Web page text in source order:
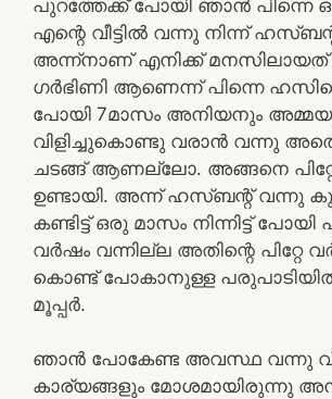
പുറത്തേക്ക് പോയി ഞാൻ പിന്നെ
എന്റെ വീട്ടിൽ വന്നു നിന്ന്
അന്ന്നാണ് എനിക്ക്
ഗർഭിണി ആണെന്ന് പിന്നെ
പോയി 7മാസം അനിയനും
വിളിച്ചുകൊണ്ടു വരാൻ വന്നു
ചടങ്ങ് ആണല്ലോ. അങ്ങനെ
ഉണ്ടായി. അന്ന് ഹസ്ബന്റ് വന്നു
കണ്ടിട്ട് ഒരു മാസം നിന്നിട്ട് പോയി
വർഷം വന്നില്ല അതിന്റെ പിറ്റേ
കൊണ്ട് പോകാനുള്ള
മൂപ്പർ.
ഞാൻ പോകേണ്ട അവസ്ഥ വന്നു
കാര്യങ്ങളും മോശമായിരുന്നു